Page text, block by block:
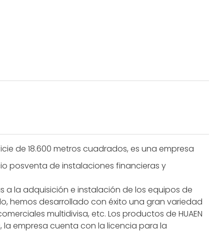
de 18.600 metros cuadrados, es una empresa
posventa de instalaciones financieras y
a la adquisición e instalación de los equipos de
hemos desarrollado con éxito una gran variedad
multidivisa, etc. Los productos de HUAEN
la empresa cuenta con la licencia para la